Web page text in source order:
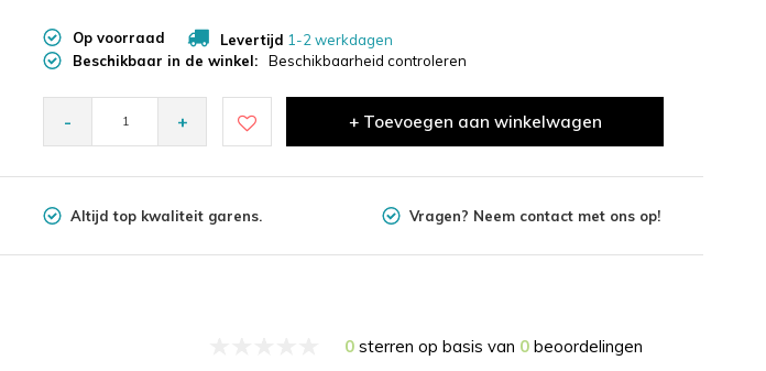
Op voorraad Levertijd 1-2 werkdagen
Beschikbaar in de winkel:
Beschikbaarheid controleren
- + + Toevoegen aan winkelwagen
Altijd top kwaliteit garens. Vragen? Neem contact met ons op!
0 sterren op basis van 0 beoordelingen